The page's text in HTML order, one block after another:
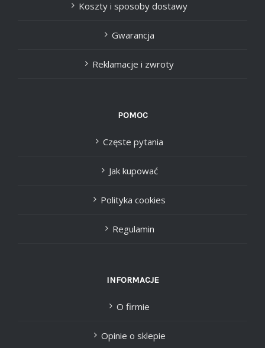
Koszty i sposoby dostawy
Gwarancja
Reklamacje i zwroty
POMOC
Częste pytania
Jak kupować
Polityka cookies
Regulamin
INFORMACJE
O firmie
Opinie o sklepie